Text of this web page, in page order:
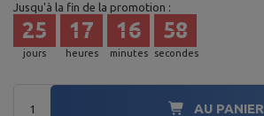
Jusqu'à la fin de la promotion :
jours
25
heures
17
minutes
16
secondes
57
AU PANIER